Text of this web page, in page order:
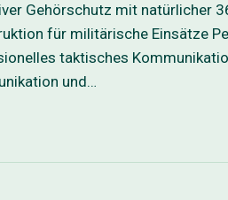
Gehörschutz mit natürlicher
für militärische Einsätze
taktisches
und…